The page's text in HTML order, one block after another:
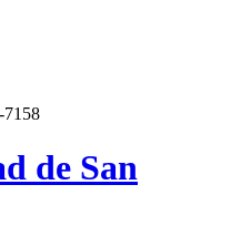
7158
de San